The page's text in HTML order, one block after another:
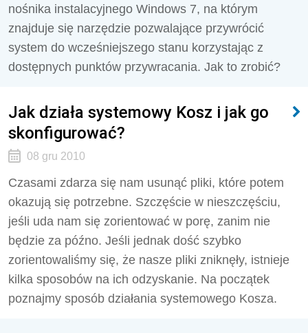
nośnika instalacyjnego Windows 7, na którym
znajduje się narzędzie pozwalające przywrócić
system do wcześniejszego stanu korzystając z
dostępnych punktów przywracania. Jak to zrobić?
Jak działa systemowy Kosz i jak go
skonfigurować?
08 gru 2010
Czasami zdarza się nam usunąć pliki, które potem
okazują się potrzebne. Szczęście w nieszczęściu,
jeśli uda nam się zorientować w porę, zanim nie
będzie za późno. Jeśli jednak dość szybko
zorientowaliśmy się, że nasze pliki zniknęły, istnieje
kilka sposobów na ich odzyskanie. Na początek
poznajmy sposób działania systemowego Kosza.